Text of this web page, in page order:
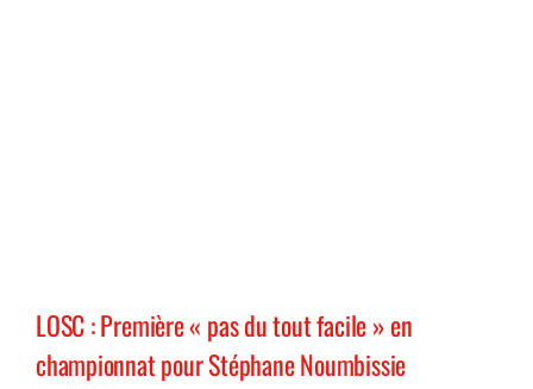
LOSC : Première « pas du tout facile » en
championnat pour Stéphane Noumbissie